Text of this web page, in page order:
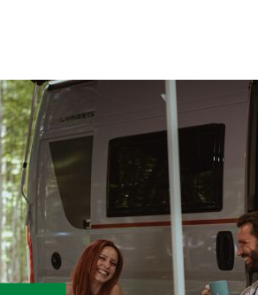
UNA SETTIMANA PER UN
ALCUNE CAPITALI
ACCOGLIENTE E
NOLEGGIATO
DOTATO DI UN OTTIMO